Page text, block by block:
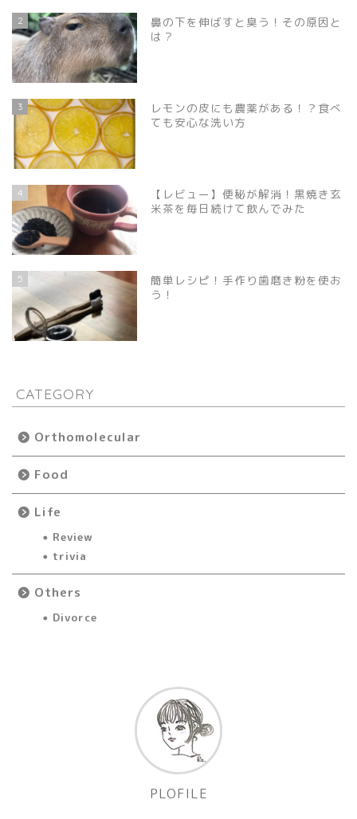
2
鼻の下を伸ばすと臭う！その原因と
は？
3
レモンの皮にも農薬がある！？食べ
ても安心な洗い方
4
【レビュー】便秘が解消！黒焼き玄
米茶を毎日続けて飲んでみた
5
簡単レシピ！手作り歯磨き粉を使お
う！
CATEGORY
Orthomolecular
Food
Life
Review
trivia
Others
Divorce
PLOFILE